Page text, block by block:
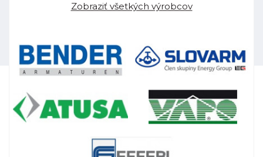
Zobraziť všetkých výrobcov